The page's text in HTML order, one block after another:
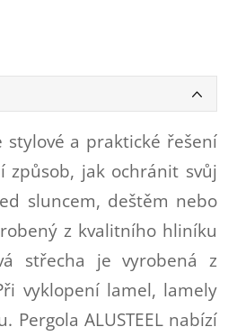
stylové a praktické řešení
jak ochránit svůj
sluncem, deštěm nebo
z kvalitního hliníku
střecha je vyrobená z
vyklopení lamel, lamely
Pergola ALUSTEEL nabízí